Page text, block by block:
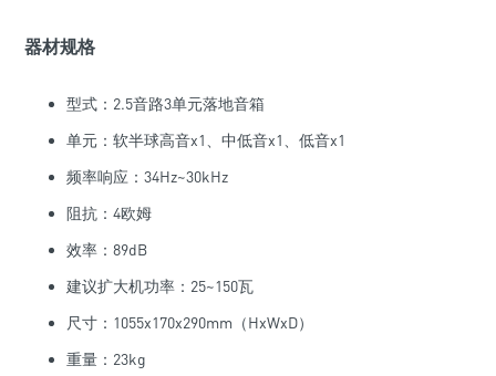
器材规格
型式：2.5音路3单元落地音箱
单元：软半球高音x1、中低音x1、低音x1
频率响应：34Hz~30kHz
阻抗：4欧姆
效率：89dB
建议扩大机功率：25~150瓦
尺寸：1055x170x290mm（HxWxD）
重量：23kg